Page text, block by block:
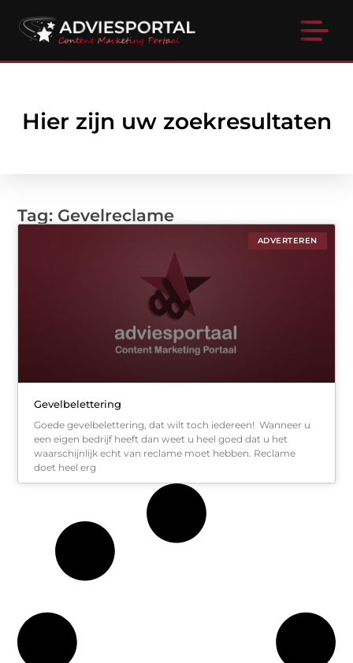
Hier zijn uw zoekresultaten
Tag: Gevelreclame
ADVERTEREN
Gevelbelettering
Goede gevelbelettering, dat wilt toch iedereen! Wanneer u
een eigen bedrijf heeft dan weet u heel goed dat u het
waarschijnlijk echt van reclame moet hebben. Reclame
doet heel erg